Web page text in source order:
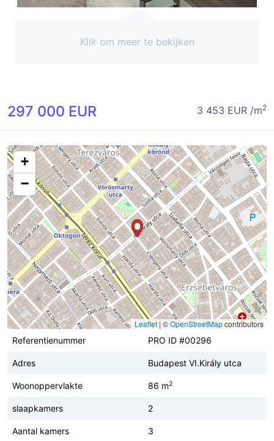
Klik om meer te bekijken
297 000 EUR 3 453 EUR /m2
+
−
Leaflet | ©OpenStreetMapcontributors
Referentienummer
PRO ID #00296
Adres Budapest VI.Király utca
Woonoppervlakte 86 m2
slaapkamers 2
Aantal kamers 3